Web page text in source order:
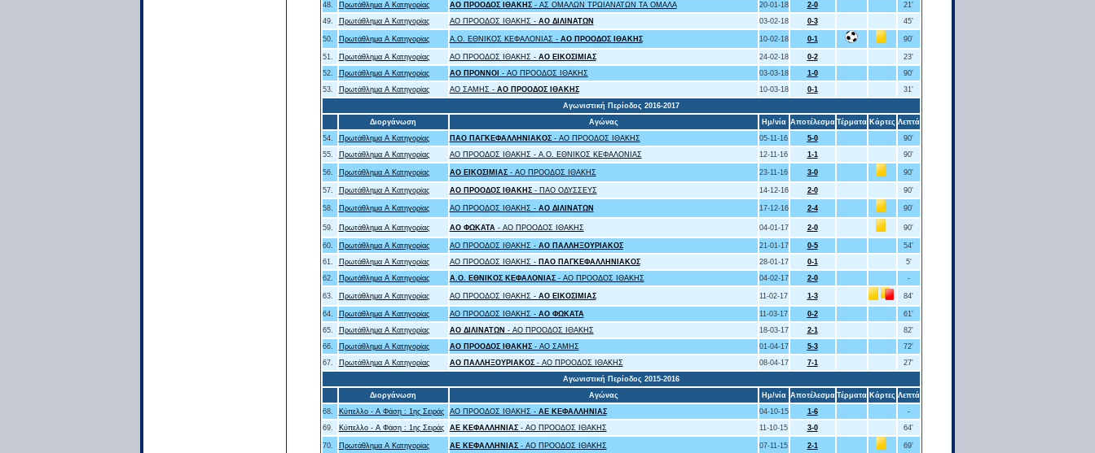
48.
Πρωτάθλημα Α Κατηγορίας ΑΟ ΠΡΟΟΔΟΣ ΙΘΑΚΗΣ- ΑΣ ΟΜΑΛΩΝ ΤΡΩΙΑΝΑΤΩΝ ΤΑ ΟΜΑΛΑ 20-01-18 2-0
21'
49.
Πρωτάθλημα Α Κατηγορίας ΑΟ ΠΡΟΟΔΟΣ ΙΘΑΚΗΣ - ΑΟ ΔΙΛΙΝΑΤΩΝ 03-02-18 0-3 45'
50. Πρωτάθλημα Α Κατηγορίας A.O. ΕΘΝΙΚΟΣ ΚΕΦΑΛΟΝΙΑΣ - ΑΟ ΠΡΟΟΔΟΣ ΙΘΑΚΗΣ 10-02-18 0-1 90'
51. Πρωτάθλημα Α Κατηγορίας ΑΟ ΠΡΟΟΔΟΣ ΙΘΑΚΗΣ - ΑΟ ΕΙΚΟΣΙΜΙΑΣ 24-02-18 0-2
23'
52.
Πρωτάθλημα Α Κατηγορίας ΑΟ ΠΡΟΝΝΟΙ - ΑΟ ΠΡΟΟΔΟΣ ΙΘΑΚΗΣ 03-03-18 1-0
90'
53.
Πρωτάθλημα Α Κατηγορίας ΑΟ ΣΑΜΗΣ - ΑΟ ΠΡΟΟΔΟΣ ΙΘΑΚΗΣ 10-03-18 0-1
31'
Αγωνιστική Περίοδος 2016-2017
Διοργάνωση
Αγώνας Ημ/νία Αποτέλεσμα Τέρματα Κάρτες Λεπτά
54.
Πρωτάθλημα Α Κατηγορίας ΠΑΟ ΠΑΓΚΕΦΑΛΛΗΝΙΑΚΟΣ- ΑΟ ΠΡΟΟΔΟΣ ΙΘΑΚΗΣ 05-11-16 5-0
90'
55.
Πρωτάθλημα Α Κατηγορίας ΑΟ ΠΡΟΟΔΟΣ ΙΘΑΚΗΣ - A.O. ΕΘΝΙΚΟΣ ΚΕΦΑΛΟΝΙΑΣ 12-11-16 1-1 90'
56. Πρωτάθλημα Α Κατηγορίας ΑΟ ΕΙΚΟΣΙΜΙΑΣ - ΑΟ ΠΡΟΟΔΟΣ ΙΘΑΚΗΣ 23-11-16 3-0 90'
57. Πρωτάθλημα Α Κατηγορίας ΑΟ ΠΡΟΟΔΟΣ ΙΘΑΚΗΣ- ΠΑΟ ΟΔΥΣΣΕΥΣ 14-12-16 2-0 90'
58. Πρωτάθλημα Α Κατηγορίας ΑΟ ΠΡΟΟΔΟΣ ΙΘΑΚΗΣ - ΑΟ ΔΙΛΙΝΑΤΩΝ 17-12-16 2-4 90'
59. Πρωτάθλημα Α Κατηγορίας ΑΟ ΦΩΚΑΤΑ- ΑΟ ΠΡΟΟΔΟΣ ΙΘΑΚΗΣ 04-01-17 2-0 90'
60. Πρωτάθλημα Α Κατηγορίας ΑΟ ΠΡΟΟΔΟΣ ΙΘΑΚΗΣ - ΑΟ ΠΑΛΛΗΞΟΥΡΙΑΚΟΣ 21-01-17 0-5
54'
61.
Πρωτάθλημα Α Κατηγορίας ΑΟ ΠΡΟΟΔΟΣ ΙΘΑΚΗΣ - ΠΑΟ ΠΑΓΚΕΦΑΛΛΗΝΙΑΚΟΣ 28-01-17 0-1
5'
62.
Πρωτάθλημα Α Κατηγορίας A.O. ΕΘΝΙΚΟΣ ΚΕΦΑΛΟΝΙΑΣ- ΑΟ ΠΡΟΟΔΟΣ ΙΘΑΚΗΣ 04-02-17 2-0 -
63. Πρωτάθλημα Α Κατηγορίας ΑΟ ΠΡΟΟΔΟΣ ΙΘΑΚΗΣ - ΑΟ ΕΙΚΟΣΙΜΙΑΣ 11-02-17 1-3 84'
64. Πρωτάθλημα Α Κατηγορίας ΑΟ ΠΡΟΟΔΟΣ ΙΘΑΚΗΣ - ΑΟ ΦΩΚΑΤΑ 11-03-17 0-2
61'
65.
Πρωτάθλημα Α Κατηγορίας ΑΟ ΔΙΛΙΝΑΤΩΝ - ΑΟ ΠΡΟΟΔΟΣ ΙΘΑΚΗΣ 18-03-17 2-1
82'
66.
Πρωτάθλημα Α Κατηγορίας ΑΟ ΠΡΟΟΔΟΣ ΙΘΑΚΗΣ- ΑΟ ΣΑΜΗΣ 01-04-17 5-3
72'
67.
Πρωτάθλημα Α Κατηγορίας ΑΟ ΠΑΛΛΗΞΟΥΡΙΑΚΟΣ- ΑΟ ΠΡΟΟΔΟΣ ΙΘΑΚΗΣ 08-04-17 7-1
27'
Αγωνιστική Περίοδος 2015-2016
Διοργάνωση
Αγώνας Ημ/νία Αποτέλεσμα Τέρματα Κάρτες Λεπτά
68.
Κύπελλο - Α Φάση : 1ης Σειράς ΑΟ ΠΡΟΟΔΟΣ ΙΘΑΚΗΣ - ΑΕ ΚΕΦΑΛΛΗΝΙΑΣ 04-10-15 1-6
-
69.
Κύπελλο - Α Φάση : 1ης Σειράς ΑΕ ΚΕΦΑΛΛΗΝΙΑΣ - ΑΟ ΠΡΟΟΔΟΣ ΙΘΑΚΗΣ 11-10-15 3-0 64'
70. Πρωτάθλημα Α Κατηγορίας ΑΕ ΚΕΦΑΛΛΗΝΙΑΣ - ΑΟ ΠΡΟΟΔΟΣ ΙΘΑΚΗΣ 07-11-15 2-1 69'